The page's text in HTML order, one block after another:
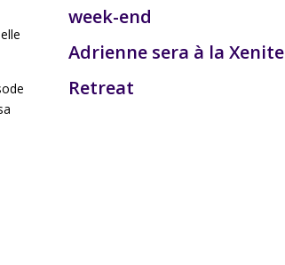
week-end
Adrienne sera à la Xenite
Retreat